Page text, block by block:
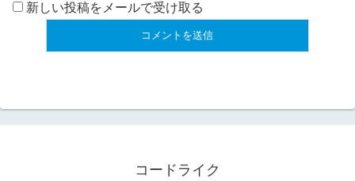
新しい投稿をメールで受け取る
コードライク